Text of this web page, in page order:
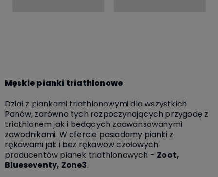
Męskie pianki triathlonowe
Dział z piankami triathlonowymi dla wszystkich
Panów, zarówno tych rozpoczynających przygodę z
triathlonem jak i będących zaawansowanymi
zawodnikami. W ofercie posiadamy pianki z
rękawami jak i bez rękawów czołowych
producentów pianek triathlonowych - Zoot,
Blueseventy, Zone3.